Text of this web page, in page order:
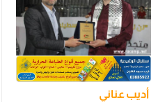
أديب عناني